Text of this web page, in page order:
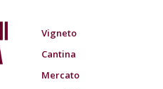
Vigneto
Cantina
Mercato